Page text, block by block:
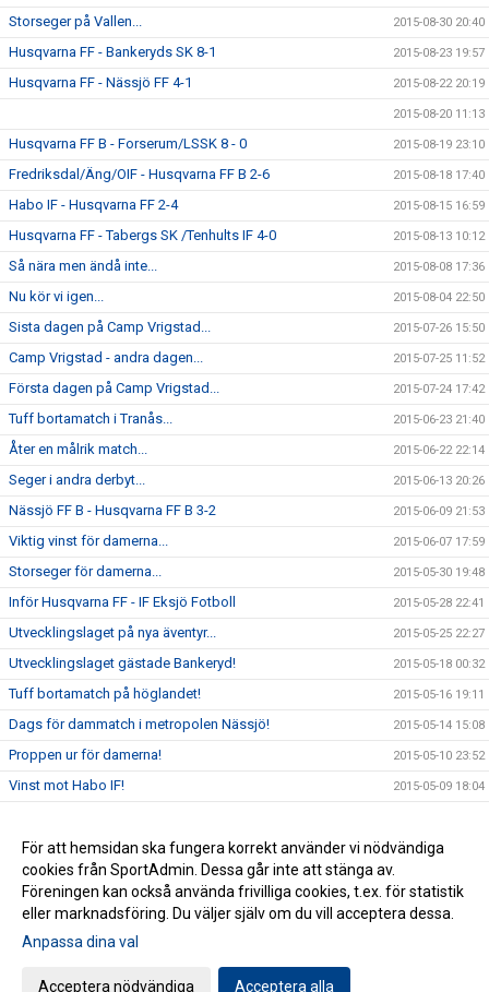
Storseger på Vallen... 2015-08-30 20:40
Husqvarna FF - Bankeryds SK 8-1 2015-08-23 19:57
Husqvarna FF - Nässjö FF 4-1 2015-08-22 20:19
2015-08-20 11:13
Husqvarna FF B - Forserum/LSSK 8 - 0 2015-08-19 23:10
Fredriksdal/Äng/OIF - Husqvarna FF B 2-6 2015-08-18 17:40
Habo IF - Husqvarna FF 2-4 2015-08-15 16:59
Husqvarna FF - Tabergs SK /Tenhults IF 4-0 2015-08-13 10:12
Så nära men ändå inte... 2015-08-08 17:36
Nu kör vi igen... 2015-08-04 22:50
Sista dagen på Camp Vrigstad... 2015-07-26 15:50
Camp Vrigstad - andra dagen... 2015-07-25 11:52
Första dagen på Camp Vrigstad... 2015-07-24 17:42
Tuff bortamatch i Tranås... 2015-06-23 21:40
Åter en målrik match... 2015-06-22 22:14
Seger i andra derbyt... 2015-06-13 20:26
Nässjö FF B - Husqvarna FF B 3-2 2015-06-09 21:53
Viktig vinst för damerna... 2015-06-07 17:59
Storseger för damerna... 2015-05-30 19:48
Inför Husqvarna FF - IF Eksjö Fotboll 2015-05-28 22:41
Utvecklingslaget på nya äventyr... 2015-05-25 22:27
Utvecklingslaget gästade Bankeryd! 2015-05-18 00:32
Tuff bortamatch på höglandet! 2015-05-16 19:11
Dags för dammatch i metropolen Nässjö! 2015-05-14 15:08
Proppen ur för damerna! 2015-05-10 23:52
Vinst mot Habo IF! 2015-05-09 18:04
Premiärvinst för damerna! 2015-04-29 16:40
Förlust i näst sista träningsmatchen 2014-04-12 19:45
Gå till Webbversion
För att hemsidan ska fungera korrekt använder vi nödvändiga
cookies från SportAdmin. Dessa går inte att stänga av.
Föreningen kan också använda frivilliga cookies, t.ex. för statistik
eller marknadsföring. Du väljer själv om du vill acceptera dessa.
Anpassa dina val
Acceptera nödvändiga Acceptera alla